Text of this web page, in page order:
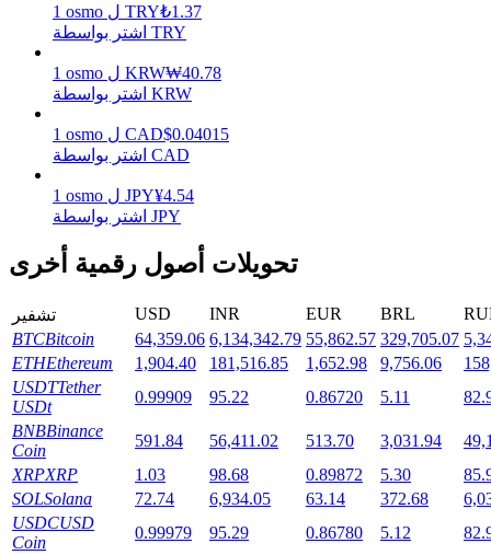
التوقيع المساحي
عوائد عالية والوصول الفوري
Launchpool
الرهان المرن لكسب العملات الرقمية الشهيرة
1 osmo ل TRY₺1.37
اشتر بواسطة TRY
1 osmo ل KRW₩40.78
اشتر بواسطة KRW
1 osmo ل CAD$0.04015
اشتر بواسطة CAD
1 osmo ل JPY¥4.54
اشتر بواسطة JPY
تحويلات أصول رقمية أخرى
تشفير USD INR EUR BRL
BTCBitcoin 64,359.06 6,134,342.79 55,862.57 329,705.07
ETHEthereum 1,904.40 181,516.85 1,652.98 9,756.06
USDTTether
USDt
0.99909 95.22 0.86720 5.11
BNBBinance
Coin
591.84 56,411.02 513.70 3,031.94
XRPXRP 1.03 98.68 0.89872 5.30
SOLSolana 72.74 6,934.05 63.14 372.68
USDCUSD
Coin
0.99979 95.29 0.86780 5.12